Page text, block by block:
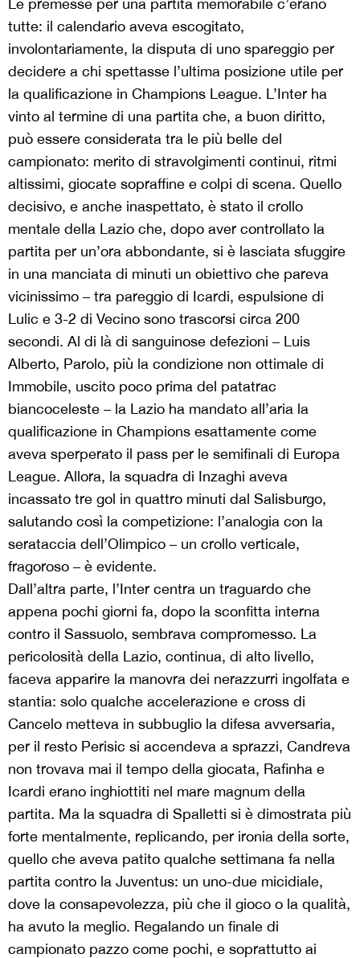
tutte: il calendario aveva escogitato,
involontariamente, la disputa di uno spareggio per
decidere a chi spettasse l’ultima posizione utile per
la qualificazione in Champions League. L’Inter ha
vinto al termine di una partita che, a buon diritto,
può essere considerata tra le più belle del
campionato: merito di stravolgimenti continui, ritmi
altissimi, giocate sopraffine e colpi di scena. Quello
decisivo, e anche inaspettato, è stato il crollo
mentale della Lazio che, dopo aver controllato la
partita per un’ora abbondante, si è lasciata sfuggire
in una manciata di minuti un obiettivo che pareva
vicinissimo – tra pareggio di Icardi, espulsione di
Lulic e 3-2 di Vecino sono trascorsi circa 200
secondi. Al di là di sanguinose defezioni – Luis
Alberto, Parolo, più la condizione non ottimale di
Immobile, uscito poco prima del patatrac
biancoceleste – la Lazio ha mandato all’aria la
qualificazione in Champions esattamente come
aveva sperperato il pass per le semifinali di Europa
League. Allora, la squadra di Inzaghi aveva
incassato tre gol in quattro minuti dal Salisburgo,
salutando così la competizione: l’analogia con la
serataccia dell’Olimpico – un crollo verticale,
fragoroso – è evidente.
Dall’altra parte, l’Inter centra un traguardo che
appena pochi giorni fa, dopo la sconfitta interna
contro il Sassuolo, sembrava compromesso. La
pericolosità della Lazio, continua, di alto livello,
faceva apparire la manovra dei nerazzurri ingolfata e
stantia: solo qualche accelerazione e cross di
Cancelo metteva in subbuglio la difesa avversaria,
per il resto Perisic si accendeva a sprazzi, Candreva
non trovava mai il tempo della giocata, Rafinha e
Icardi erano inghiottiti nel mare magnum della
partita. Ma la squadra di Spalletti si è dimostrata più
forte mentalmente, replicando, per ironia della sorte,
quello che aveva patito qualche settimana fa nella
partita contro la Juventus: un uno-due micidiale,
dove la consapevolezza, più che il gioco o la qualità,
ha avuto la meglio. Regalando un finale di
campionato pazzo come pochi, e soprattutto ai